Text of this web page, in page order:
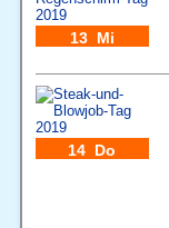
13 Mi
14 Do